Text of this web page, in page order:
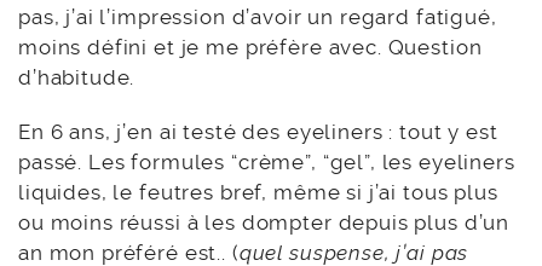
pas, j’ai l’impression d’avoir un regard fatigué,
moins défini et je me préfère avec. Question
d’habitude.
En 6 ans, j’en ai testé des eyeliners : tout y est
passé. Les formules “crème”, “gel”, les eyeliners
liquides, le feutres bref, même si j’ai tous plus
ou moins réussi à les dompter depuis plus d’un
an mon préféré est.. (quel suspense, j’ai pas